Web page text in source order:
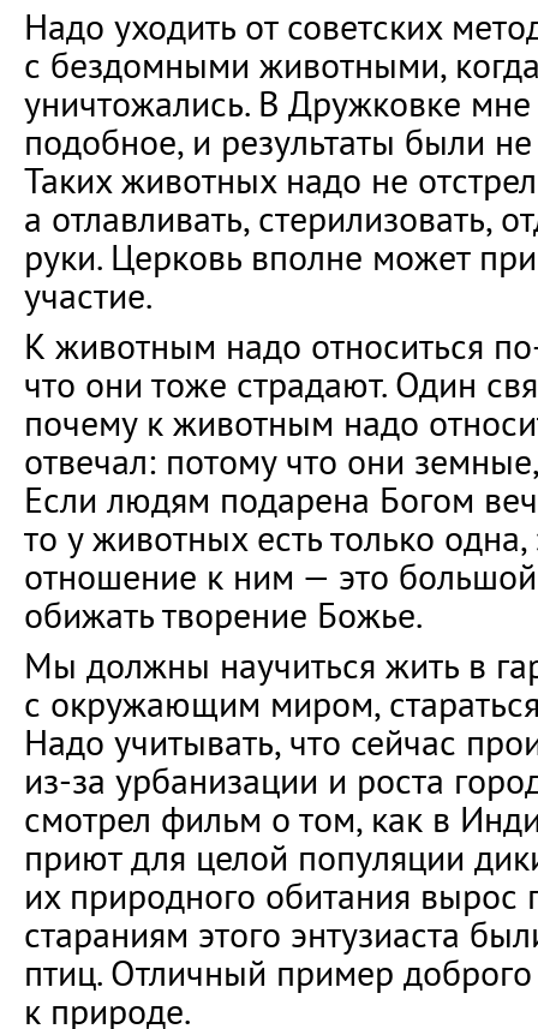
Надо уходить от советских
с бездомными животными,
уничтожались. В Дружковке
подобное, и результаты были
Таких животных надо не
а отлавливать, стерилизовать,
руки. Церковь вполне может
участие.
К животным надо относиться
что они тоже страдают. Один
почему к животным надо
отвечал: потому что они
Если людям подарена Богом
то у животных есть только
отношение к ним — это большой
обижать творение Божье.
Мы должны научиться жить в
с окружающим миром,
Надо учитывать, что сейчас
из-за урбанизации и роста
смотрел фильм о том, как в
приют для целой популяции
их природного обитания вырос
стараниям этого энтузиаста
птиц. Отличный пример
к природе.